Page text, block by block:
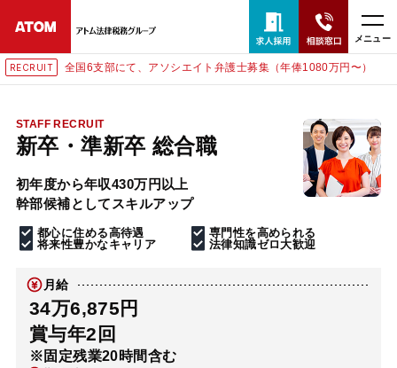
メニュー
国6支部にて、アソシエイト弁護士募集（年俸1080万円〜） RECRUIT
STAFF RECRUIT
新卒・準新卒 総合職
初年度から年収430万円以上
幹部候補としてスキルアップ
都心に住める高待遇
専門性を高められる
将来性豊かなキャリア
法律知識ゼロ大歓迎
月給
34万6,875円
賞与年2回
※固定残業20時間含む
24時間365日全国対応
無料相談窓口はこちら
電話・LINE・メールで相談予約受付中
ホーム
解決実績